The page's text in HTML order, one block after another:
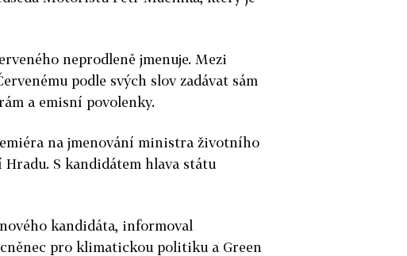
neprodleně jmenuje. Mezi
podle svých slov zadávat sám
a emisní povolenky.
na jmenování ministra životního
S kandidátem hlava státu
kandidáta, informoval
pro klimatickou politiku a Green